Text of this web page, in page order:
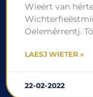
Wieërt van
Oelemêrrentj.
LAESJ WIETER »
22-02-2022